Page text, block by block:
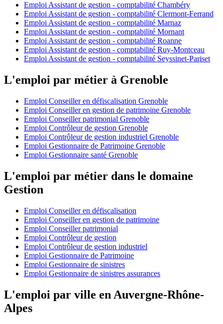
Emploi Assistant de gestion - comptabilité Chambéry
Emploi Assistant de gestion - comptabilité Clermont-Ferrand
Emploi Assistant de gestion - comptabilité Marnaz
Emploi Assistant de gestion - comptabilité Mornant
Emploi Assistant de gestion - comptabilité Roanne
Emploi Assistant de gestion - comptabilité Ruy-Montceau
Emploi Assistant de gestion - comptabilité Seyssinet-Pariset
L'emploi par métier à Grenoble
Emploi Conseiller en défiscalisation Grenoble
Emploi Conseiller en gestion de patrimoine Grenoble
Emploi Conseiller patrimonial Grenoble
Emploi Contrôleur de gestion Grenoble
Emploi Contrôleur de gestion industriel Grenoble
Emploi Gestionnaire de Patrimoine Grenoble
Emploi Gestionnaire santé Grenoble
L'emploi par métier dans le domaine
Gestion
Emploi Conseiller en défiscalisation
Emploi Conseiller en gestion de patrimoine
Emploi Conseiller patrimonial
Emploi Contrôleur de gestion
Emploi Contrôleur de gestion industriel
Emploi Gestionnaire de Patrimoine
Emploi Gestionnaire de sinistres
Emploi Gestionnaire de sinistres assurances
L'emploi par ville en Auvergne-Rhône-
Alpes